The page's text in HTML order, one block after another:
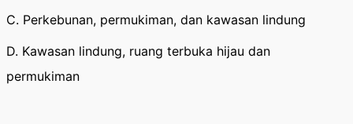
C. Perkebunan, permukiman, dan kawasan lindung
D. Kawasan lindung, ruang terbuka hijau dan
permukiman